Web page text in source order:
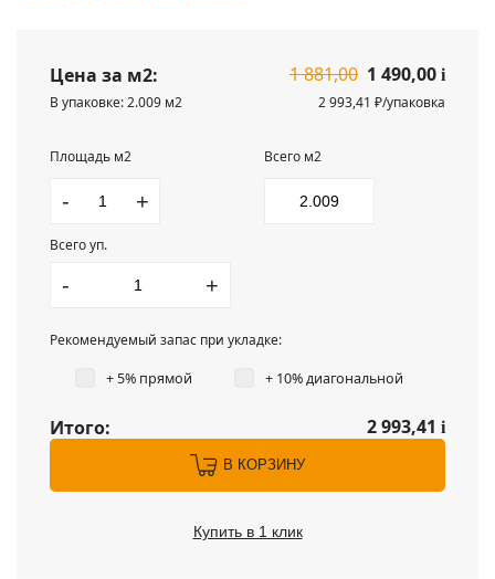
Цена за м2: 1 881,00 1 490,00 i
В упаковке: 2.009 м2
2 993,41 ₽/упаковка
Площадь м2
- +
Всего м2
Всего уп.
- +
Рекомендуемый запас при укладке:
+ 5% прямой + 10% диагональной
Итого: 2 993,41 i
В КОРЗИНУ
Купить в 1 клик